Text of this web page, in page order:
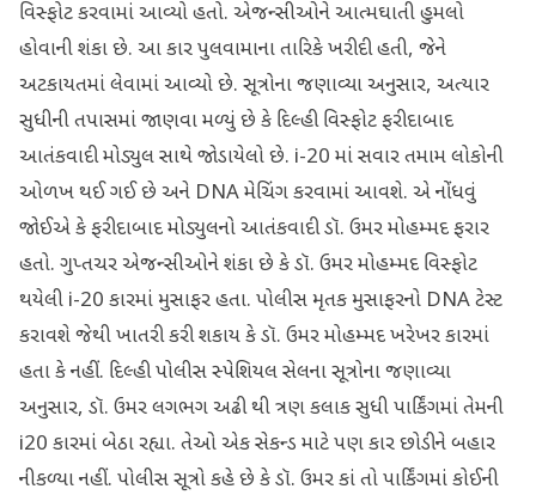
વિસ્ફોટ કરવામાં આવ્યો હતો. એજન્સીઓને આત્મઘાતી હુમલો
હોવાની શંકા છે. આ કાર પુલવામાના તારિકે ખરીદી હતી, જેને
અટકાયતમાં લેવામાં આવ્યો છે. સૂત્રોના જણાવ્યા અનુસાર, અત્યાર
સુધીની તપાસમાં જાણવા મળ્યું છે કે દિલ્હી વિસ્ફોટ ફરીદાબાદ
આતંકવાદી મોડ્યુલ સાથે જોડાયેલો છે. i-20 માં સવાર તમામ લોકોની
ઓળખ થઈ ગઈ છે અને DNA મેચિંગ કરવામાં આવશે. એ નોંધવું
જોઈએ કે ફરીદાબાદ મોડ્યુલનો આતંકવાદી ડૉ. ઉમર મોહમ્મદ ફરાર
હતો. ગુપ્તચર એજન્સીઓને શંકા છે કે ડૉ. ઉમર મોહમ્મદ વિસ્ફોટ
થયેલી i-20 કારમાં મુસાફર હતા. પોલીસ મૃતક મુસાફરનો DNA ટેસ્ટ
કરાવશે જેથી ખાતરી કરી શકાય કે ડૉ. ઉમર મોહમ્મદ ખરેખર કારમાં
હતા કે નહીં. દિલ્હી પોલીસ સ્પેશિયલ સેલના સૂત્રોના જણાવ્યા
અનુસાર, ડૉ. ઉમર લગભગ અઢી થી ત્રણ કલાક સુધી પાર્કિંગમાં તેમની
i20 કારમાં બેઠા રહ્યા. તેઓ એક સેકન્ડ માટે પણ કાર છોડીને બહાર
નીકળ્યા નહીં. પોલીસ સૂત્રો કહે છે કે ડૉ. ઉમર કાં તો પાર્કિંગમાં કોઈની